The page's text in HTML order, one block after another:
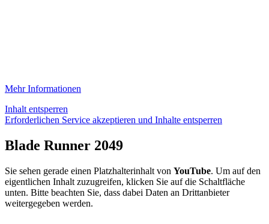
Mehr Informationen
Inhalt entsperren
Erforderlichen Service akzeptieren und Inhalte entsperren
Blade Runner 2049
Sie sehen gerade einen Platzhalterinhalt von YouTube. Um auf den
eigentlichen Inhalt zuzugreifen, klicken Sie auf die Schaltfläche
unten. Bitte beachten Sie, dass dabei Daten an Drittanbieter
weitergegeben werden.